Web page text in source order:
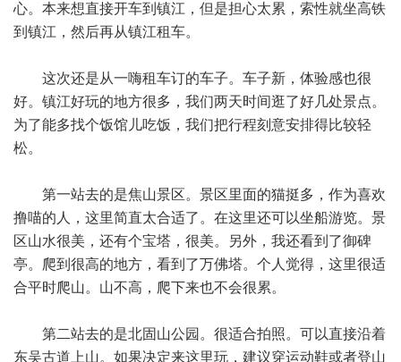
心。本来想直接开车到镇江，但是担心太累，索性就坐高铁
到镇江，然后再从镇江租车。
这次还是从一嗨租车订的车子。车子新，体验感也很
好。镇江好玩的地方很多，我们两天时间逛了好几处景点。
为了能多找个饭馆儿吃饭，我们把行程刻意安排得比较轻
松。
第一站去的是焦山景区。景区里面的猫挺多，作为喜欢
撸喵的人，这里简直太合适了。在这里还可以坐船游览。景
区山水很美，还有个宝塔，很美。另外，我还看到了御碑
亭。爬到很高的地方，看到了万佛塔。个人觉得，这里很适
合平时爬山。山不高，爬下来也不会很累。
第二站去的是北固山公园。很适合拍照。可以直接沿着
东吴古道上山。如果决定来这里玩，建议穿运动鞋或者登山